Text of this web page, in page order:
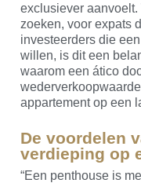
exclusiever
zoeken, voor expats
investeerders die
willen, is dit een
waarom een ático
appartement op een
De voordelen
verdieping op
“Een penthouse is